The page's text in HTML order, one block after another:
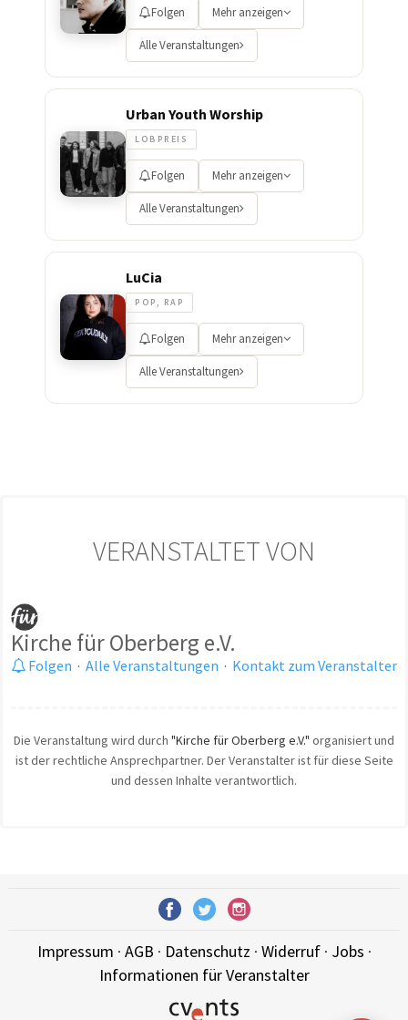
Folgen Mehr anzeigen
Alle Veranstaltungen
Urban Youth Worship
LOBPREIS
Folgen Mehr anzeigen
Alle Veranstaltungen
LuCia
POP, RAP
Folgen Mehr anzeigen
Alle Veranstaltungen
VERANSTALTET VON
Kirche für Oberberg e.V.
Folgen · Alle Veranstaltungen · Kontakt zum Veranstalter
Die Veranstaltung wird durch "Kirche für Oberberg e.V." organisiert und
ist der rechtliche Ansprechpartner. Der Veranstalter ist für diese Seite
und dessen Inhalte verantwortlich.
Impressum · AGB · Datenschutz · Widerruf· Jobs ·
Informationen für Veranstalter